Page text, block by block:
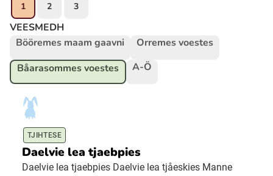
Bidumsámegiella (Pitesamiska)
Ubmejesámiengiälla (Umesamiska)
Kaale (Romska)
Resanderomani (Romska)
1 2 3
VEESMEDH
Bööremes maam gaavni
Orremes voestes
Båarasommes voestes
A-Ö
TJIHTESE
Daelvie lea tjaebpies
Daelvie lea tjaebpies Daelvie lea tjåeskies Manne